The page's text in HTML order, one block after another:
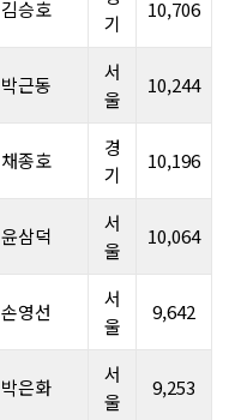
김승호
기
10,706
박근동
서
울
10,244
채종호
경
기
10,196
윤삼덕
서
울
10,064
손영선
서
울
9,642
박은화
서
울
9,253